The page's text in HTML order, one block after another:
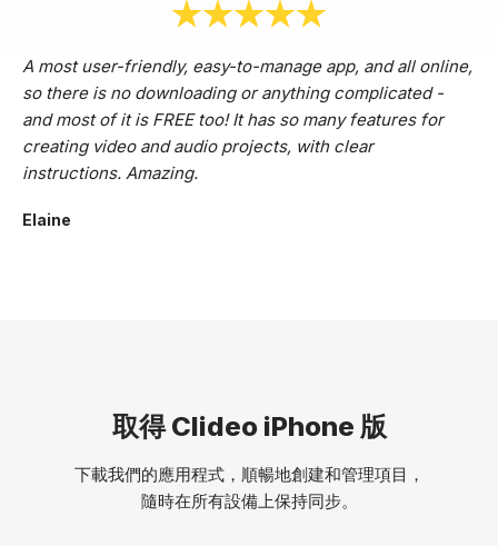
A most user-friendly, easy-to-manage app, and all online,
so there is no downloading or anything complicated -
and most of it is FREE too! It has so many features for
creating video and audio projects, with clear
instructions. Amazing.
Elaine
取得 Clideo iPhone 版
下載我們的應用程式，順暢地創建和管理項目，
隨時在所有設備上保持同步。